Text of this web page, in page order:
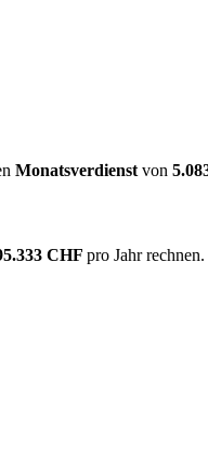
Monatsverdienst von
CHF pro Jahr